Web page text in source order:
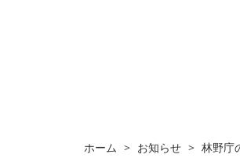
ホーム > お知らせ > 林野庁